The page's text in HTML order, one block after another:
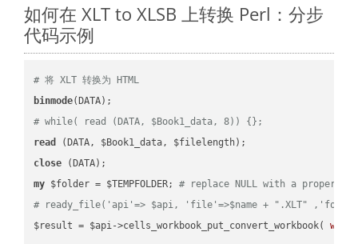
如何在 XLT to XLSB 上转换 Perl：分步
代码示例
# 将 XLT 转换为 HTML
binmode
# while( read (DATA, $Book1_data, 8)) {};
read
close
my $folder = $TEMPFOLDER; # replace NULL with a proper
# ready_file('api'=> $api, 'file'=>$name + ".XLT"
$result = $api->cells_workbook_put_convert_workbook(